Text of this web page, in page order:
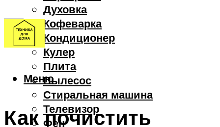
Духовка
Кофеварка
Кондиционер
Кулер
Плита
Пылесос
Стиральная машина
Телевизор
Фен
Меню
Как почистить